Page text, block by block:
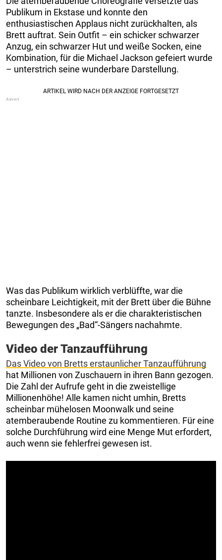
Publikum in Ekstase und konnte den
enthusiastischen Applaus nicht zurückhalten, als
Brett auftrat. Sein Outfit – ein schicker schwarzer
Anzug, ein schwarzer Hut und weiße Socken, eine
Kombination, für die Michael Jackson gefeiert wurde
– unterstrich seine wunderbare Darstellung.
Was das Publikum wirklich verblüffte, war die
scheinbare Leichtigkeit, mit der Brett über die Bühne
tanzte. Insbesondere als er die charakteristischen
Bewegungen des „Bad“-Sängers nachahmte.
Video der Tanzaufführung
Das Video von Bretts erstaunlicher Tanzaufführung
hat Millionen von Zuschauern in ihren Bann gezogen.
Die Zahl der Aufrufe geht in die zweistellige
Millionenhöhe! Alle kamen nicht umhin, Bretts
scheinbar mühelosen Moonwalk und seine
atemberaubende Routine zu kommentieren. Für eine
solche Durchführung wird eine Menge Mut erfordert,
auch wenn sie fehlerfrei gewesen ist.